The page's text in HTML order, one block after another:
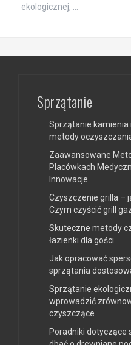
ekologicznej, …
Sprzątanie
Sprzątanie
metody
Zaawansowane
Placówkach
Innowacje
Czyszczenie grilla –
Czym czyścić grill
Skuteczne metody
łazienki dla gości
Jak opracować
sprzątania
Sprzątanie
wprowadzić
czyszczące
Poradniki dotyczące